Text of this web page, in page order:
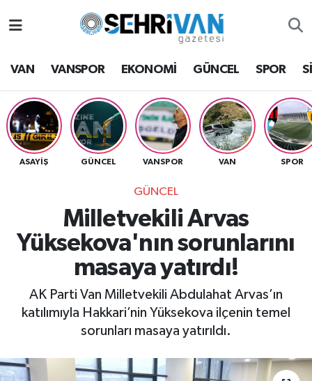
VAN VANSPOR EKONOMİ GÜNCEL SPOR
ASAYİŞ GÜNCEL VANSPOR VAN SPOR
GÜNCEL
Milletvekili Arvas
Yüksekova'nın sorunlarını
masaya yatırdı!
AK Parti Van Milletvekili Abdulahat Arvas’ın
katılımıyla Hakkari’nin Yüksekova ilçenin temel
sorunları masaya yatırıldı.
Van Hava Durumu
VAN Namaz Vakitleri
Van Trafik Yoğunluk Haritası
Süper Lig Puan Durumu ve Fikstür
Tüm Manşetler
Son Dakika Haberleri
Haber Arşivi